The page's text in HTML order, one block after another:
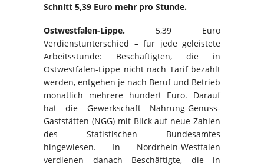
Schnitt 5,39 Euro mehr pro Stunde.
Ostwestfalen-Lippe. 5,39 Euro
Verdienstunterschied – für jede geleistete
Arbeitsstunde: Beschäftigten, die in
Ostwestfalen-Lippe nicht nach Tarif bezahlt
werden, entgehen je nach Beruf und Betrieb
monatlich mehrere hundert Euro. Darauf
hat die Gewerkschaft Nahrung-Genuss-
Gaststätten (NGG) mit Blick auf neue Zahlen
des Statistischen Bundesamtes
hingewiesen. In Nordrhein-Westfalen
verdienen danach Beschäftigte, die in